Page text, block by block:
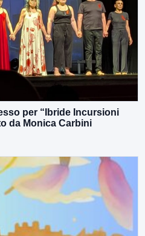
per “Ibride Incursioni
da Monica Carbini